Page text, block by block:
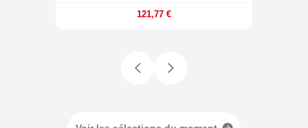
121,77 €